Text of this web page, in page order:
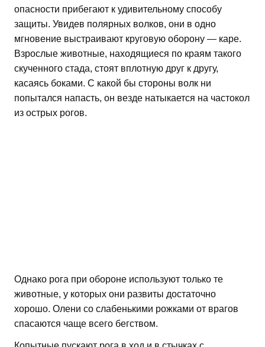
опасности прибегают к удивительному способу
защиты. Увидев полярных волков, они в одно
мгновение выстраивают круговую оборону — каре.
Взрослые животные, находящиеся по краям такого
скученного стада, стоят вплотную друг к другу,
касаясь боками. С какой бы стороны волк ни
попытался напасть, он везде натыкается на частокол
из острых рогов.
Однако рога при обороне используют только те
животные, у которых они развиты достаточно
хорошо. Олени со слабенькими рожками от врагов
спасаются чаще всего бегством.